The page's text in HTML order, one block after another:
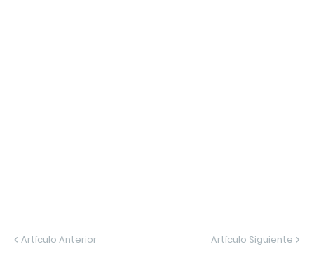
Artículo Anterior Artículo Siguiente